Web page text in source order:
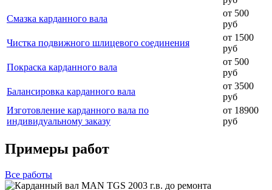
Смазка карданного вала
от 500
руб
Чистка подвижного шлицевого соединения
от 1500
руб
Покраска карданного вала
от 500
руб
Балансировка карданного вала
от 3500
руб
Изготовление карданного вала по
индивидуальному заказу
от 18900
руб
Примеры работ
Все работы